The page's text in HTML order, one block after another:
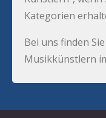
Kategorien
Bei uns finden
Musikkünstlern